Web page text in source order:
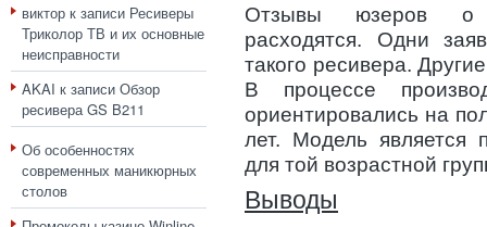
виктор к записи Ресиверы
Триколор ТВ и их основные
неисправности
AKAI к записи Обзор
ресивера GS B211
Об особенностях
современных маникюрных
столов
Отзывы юзеров о
расходятся. Одни
такого ресивера.
В процессе
ориентировались на
лет. Модель является
для той возрастной
Выводы